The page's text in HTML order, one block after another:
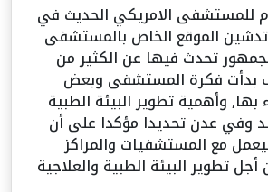
للمستشفى الامريكي الحديث في
تدشين الموقع الخاص بالمستشفى
تحدث فيها عن الكثير من
بدأت فكرة المستشفى وبعض
بها, وأهمية تطوير البيئة الطبية
وفي عدن تحديدا مؤكدا على أن
مع المستشفيات والمراكز
تطوير البيئة الطبية والعلاجية